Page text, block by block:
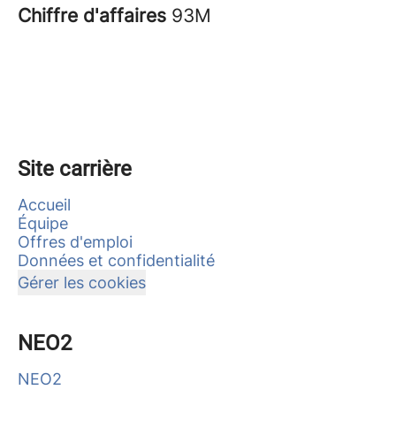
Chiffre d'affaires 93M
Site carrière
Accueil
Équipe
Offres d'emploi
Données et confidentialité
Gérer les cookies
NEO2
NEO2